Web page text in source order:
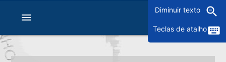
Diminuir texto zoom_out
Teclas de atalhokeyboard
menu